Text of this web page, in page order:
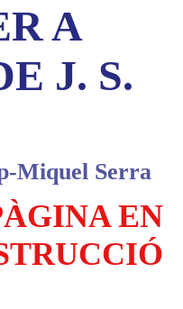
A
J. S.
Miquel Serra
EN